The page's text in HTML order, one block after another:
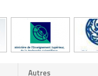
Autres